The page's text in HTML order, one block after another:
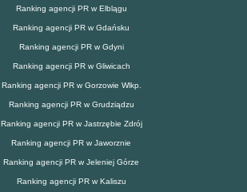
Ranking agencji PR w Elblągu
Ranking agencji PR w Gdańsku
Ranking agencji PR w Gdyni
Ranking agencji PR w Gliwicach
Ranking agencji PR w Gorzowie Wlkp.
Ranking agencji PR w Grudziądzu
Ranking agencji PR w Jastrzębie Zdrój
Ranking agencji PR w Jaworznie
Ranking agencji PR w Jeleniej Górze
Ranking agencji PR w Kaliszu